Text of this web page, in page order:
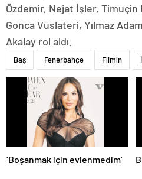
Özdemir, Nejat İşler, Timuçin
Gonca Vuslateri, Yılmaz
Akalay rol aldı.
Baş Fenerbahçe Filmin
‘Boşanmak için evlenmedim’